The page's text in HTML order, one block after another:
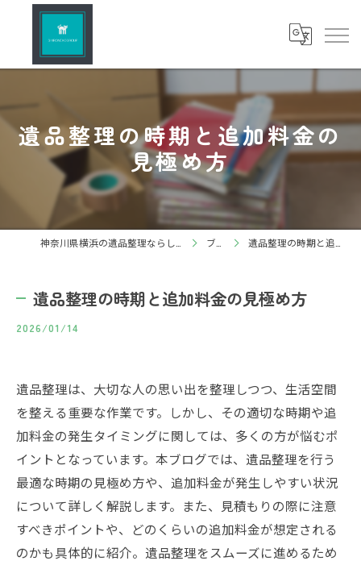
遺品整理の時期と追加料金の
見極め方
ブログ 遺品整理の時期と追加料金の見極め方
遺品整理の時期と追加料金の見極め方
2026/01/14
遺品整理は、大切な人の思い出を整理しつつ、生活空間
を整える重要な作業です。しかし、その適切な時期や追
加料金の発生タイミングに関しては、多くの方が悩むポ
イントとなっています。本ブログでは、遺品整理を行う
最適な時期の見極め方や、追加料金が発生しやすい状況
について詳しく解説します。また、見積もりの際に注意
すべきポイントや、どのくらいの追加料金が想定される
のかも具体的に紹介。遺品整理をスムーズに進めるため